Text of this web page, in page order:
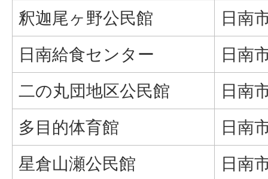
釈迦尾ヶ野公民館
日南
日南給食センター
日南
二の丸団地区公民館
日南
多目的体育館
日南
星倉山瀬公民館
日南